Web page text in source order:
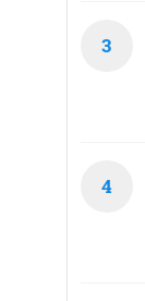
3
4